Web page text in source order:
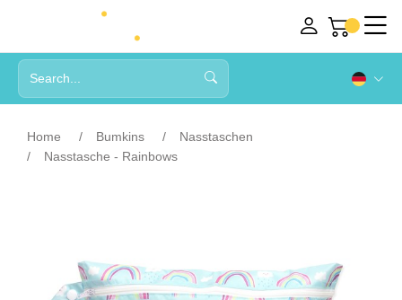
Home Bumkins
Nasstaschen
Nasstasche - Rainbows